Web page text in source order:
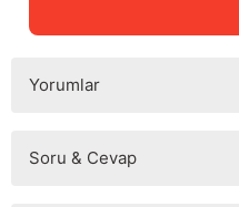
Yorumlar
Soru & Cevap